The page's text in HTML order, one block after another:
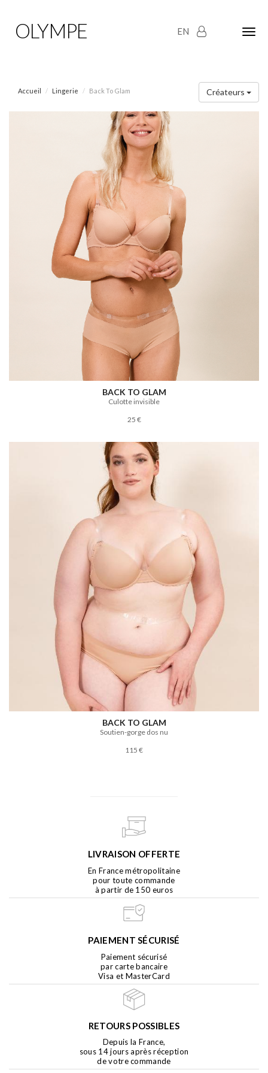
EN
OLYMPE
Créateurs
Accueil Lingerie Back To Glam
BACK TO GLAM
Culotte invisible
25 €
BACK TO GLAM
Soutien-gorge dos nu
115 €
LIVRAISON OFFERTE
En France métropolitaine
pour toute commande
à partir de 150 euros
PAIEMENT SÉCURISÉ
Paiement sécurisé
par carte bancaire
Visa et MasterCard
RETOURS POSSIBLES
Depuis la France,
sous 14 jours après réception
de votre commande